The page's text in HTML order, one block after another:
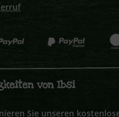
von Ibsi
Sie unseren